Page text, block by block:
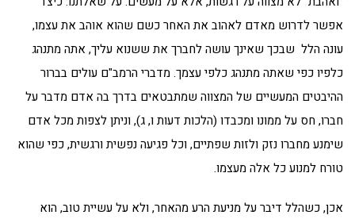
אפשר לדרוש מאדם לאהוב את האחר כשם שהוא אוהב את עצמו,
עונה הלל שבכך שאינך עושה לחברך את ששנוא עליך, אתה מתנהג
כלפיו כפי שאתה מתנהג כלפי עצמך. מדברי הרמב"ם עולים בברור
ההיבטים המעשיים של המצווה שמתבטאים בדרך בה אדם מדבר על
חברו, חס על ממונו ומכבדו (הלכות דעות ו, ג), וניתן לצפות מכל אדם
שימנע מחברו נזק ולזות שפתיים, וכל פגיעה נפשית ורגשית, כפי שהוא
טורח למנוע כל אלה מעצמו.
אכן, כשהלל דיבר על מניעת הרע מהאחר, ולא על עשיית טוב, הוא